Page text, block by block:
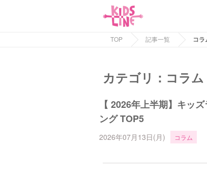
TOP 記事一覧 コラ
カテゴリ：コラム
【 2026年上半期】キッ
ング TOP5
2026年07月13日(月) コラム